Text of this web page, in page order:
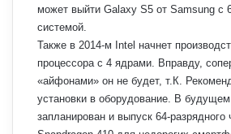
может выйти Galaxy S5 от Samsung с
системой.
Также в 2014-м Intel начнет
процессора с 4 ядрами. Вправду,
«айфонами» он не будет, т.К.
установки в оборудование. В
запланирован и выпуск 64-разрядного